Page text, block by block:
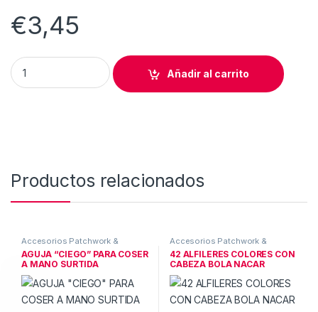
€3,45
ALFILER CABEZA EN FLOR CABEZA POLIMERAL quantity
Añadir al carrito
Productos relacionados
Accesorios Patchwork &
Merceria ,MERCERIA & OTROS
AGUJA “CIEGO” PARA COSER
A MANO SURTIDA
Accesorios Patchwork &
Merceria,MERCERIA & OTROS
42 ALFILERES COLORES CON
CABEZA BOLA NACAR